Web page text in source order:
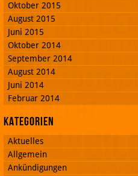
Oktober 2015
August 2015
Juni 2015
Oktober 2014
September 2014
August 2014
Juni 2014
Februar 2014
Kategorien
Aktuelles
Allgemein
Ankündigungen